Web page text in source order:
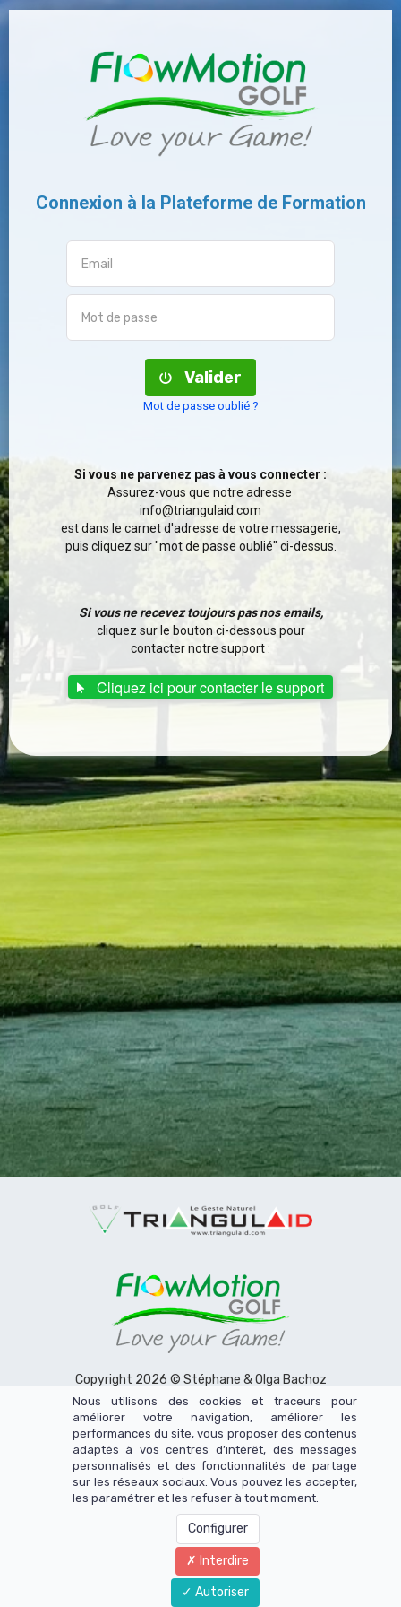
Connexion à la Plateforme de Formation
Valider
Mot de passe oublié ?
Si vous ne parvenez pas à vous connecter :
Assurez-vous que notre adresse
info@triangulaid.com
est dans le carnet d'adresse de votre messagerie,
puis cliquez sur "mot de passe oublié" ci-dessus.
Si vous ne recevez toujours pas nos emails,
cliquez sur le bouton ci-dessous pour
contacter notre support :
Cliquez ici pour contacter le support
Copyright 2026 © Stéphane & Olga Bachoz
pour FlowMotion et Triangulaid
Mentions légales|Politique de confidentialité| Politique cookies| ​​​​CGV
CGI Stages
|Médiateur consommation ​​​​​​ ​|Contact
Ce site n'appartient pas à Facebook et n'est pas affilié à Facebook Inc.
Le contenu de ce site web n'a pas été vérifié par Facebook. Facebook est une
marque déposée de Facebook, inc.
Nous utilisons des cookies et traceurs pour
améliorer votre navigation, améliorer les
performances du site, vous proposer des contenus
adaptés à vos centres d’intérêt, des messages
personnalisés et des fonctionnalités de partage
sur les réseaux sociaux. Vous pouvez les accepter,
les paramétrer et les refuser à tout moment.
Configurer
Interdire
Autoriser